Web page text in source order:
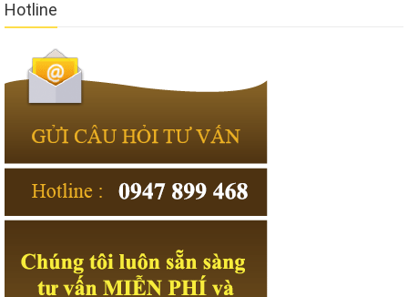
also trying to cover up.
Hotline